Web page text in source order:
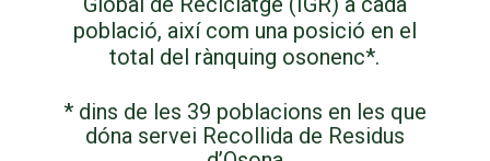
població, així com una posició en el
total del rànquing osonenc*.
* dins de les 39 poblacions en les que
dóna servei Recollida de Residus